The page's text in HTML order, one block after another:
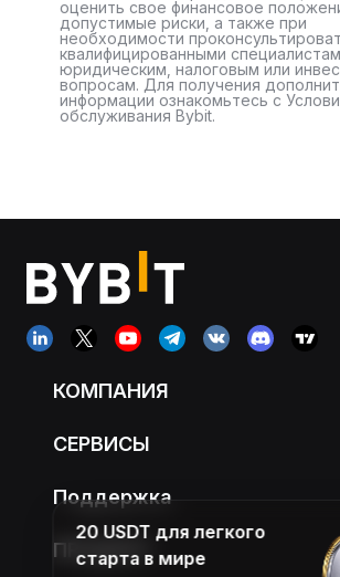
оценить свое финансовое
допустимые риски, а также при
необходимости
квалифицированными
юридическим, налоговым или
вопросам. Для получения
информации ознакомьтесь с
обслуживания Bybit.
КОМПАНИЯ
СЕРВИСЫ
Поддержка
ПРОДУКТ
20 USDT для легкого
старта в мире